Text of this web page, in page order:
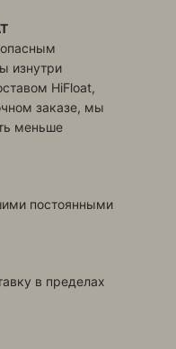
изнутри
HiFloat,
заказе, мы
меньше
постоянными
в пределах